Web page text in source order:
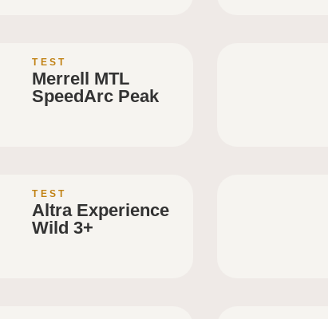
TEST
Merrell MTL
SpeedArc Peak
TEST
Altra Experience
Wild 3+